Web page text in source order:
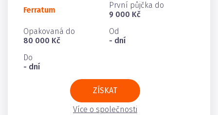
Ferratum
První půjčka do
9 000 Kč
Opakovaná do
80 000 Kč
Od
- dní
Do
- dní
ZÍSKAT
Více o společnosti